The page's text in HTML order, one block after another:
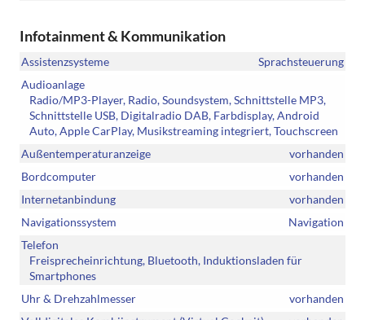
Infotainment & Kommunikation
Assistenzsysteme
Sprachsteuerung
Audioanlage
Radio/MP3-Player, Radio, Soundsystem, Schnittstelle MP3,
Schnittstelle USB, Digitalradio DAB, Farbdisplay, Android
Auto, Apple CarPlay, Musikstreaming integriert, Touchscreen
Außentemperaturanzeige
vorhanden
Bordcomputer
vorhanden
Internetanbindung
vorhanden
Navigationssystem
Navigation
Telefon
Freisprecheinrichtung, Bluetooth, Induktionsladen für
Smartphones
Uhr & Drehzahlmesser
vorhanden